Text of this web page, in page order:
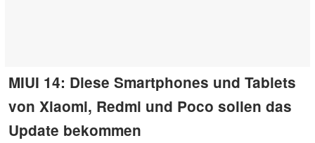
MIUI 14: Diese Smartphones und Tablets
von Xiaomi, Redmi und Poco sollen das
Update bekommen